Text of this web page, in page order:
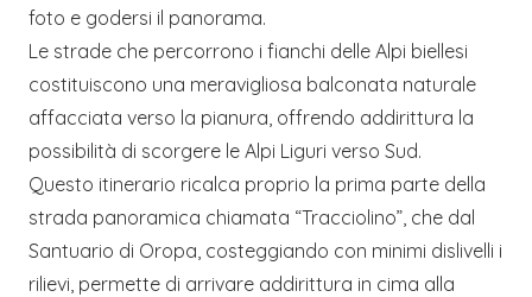
foto e godersi il panorama.
Le strade che percorrono i fianchi delle Alpi biellesi
costituiscono una meravigliosa balconata naturale
affacciata verso la pianura, offrendo addirittura la
possibilità di scorgere le Alpi Liguri verso Sud.
Questo itinerario ricalca proprio la prima parte della
strada panoramica chiamata “Tracciolino”, che dal
Santuario di Oropa, costeggiando con minimi dislivelli i
rilievi, permette di arrivare addirittura in cima alla